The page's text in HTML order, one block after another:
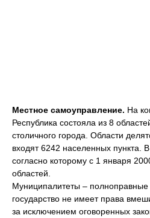
Местное самоуправление. На
Республика состояла из 8
столичного города. Области
входят 6242 населенных пункта.
согласно которому с 1 января
областей.
Муниципалитеты – полноправные
государство не имеет права
за исключением оговоренных